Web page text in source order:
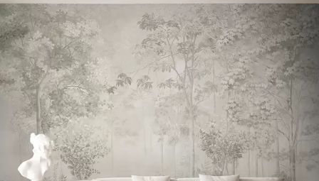
44.9826 .99
Premium
56.6734.00€/m²
Premium vinüül
65 .0039.00 €/m²
Peel and Stick